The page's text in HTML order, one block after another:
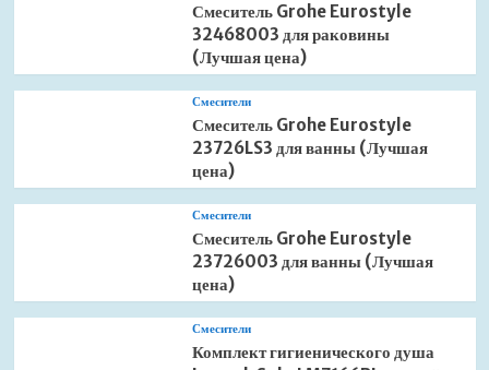
Смеситель Grohe Eurostyle
32468003 для раковины
(Лучшая цена)
Смесители
Смеситель Grohe Eurostyle
23726LS3 для ванны (Лучшая
цена)
Смесители
Смеситель Grohe Eurostyle
23726003 для ванны (Лучшая
цена)
Смесители
Комплект гигиенического душа